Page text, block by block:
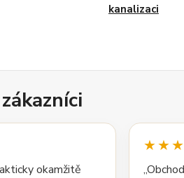
kanalizaci
okamžitě